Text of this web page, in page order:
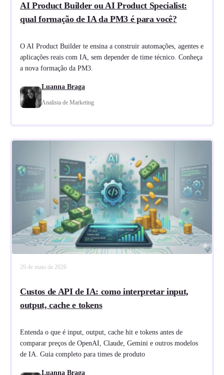
AI Product Builder ou AI Product Specialist:
qual formação de IA da PM3 é para você?
O AI Product Builder te ensina a construir automações, agentes e
aplicações reais com IA, sem depender de time técnico. Conheça
a nova formação da PM3.
Luanna Braga
Analista de Marketing
29 de maio de 2026
Custos de API de IA: como interpretar input,
output, cache e tokens
Entenda o que é input, output, cache hit e tokens antes de
comparar preços de OpenAI, Claude, Gemini e outros modelos
de IA. Guia completo para times de produto
Luanna Braga